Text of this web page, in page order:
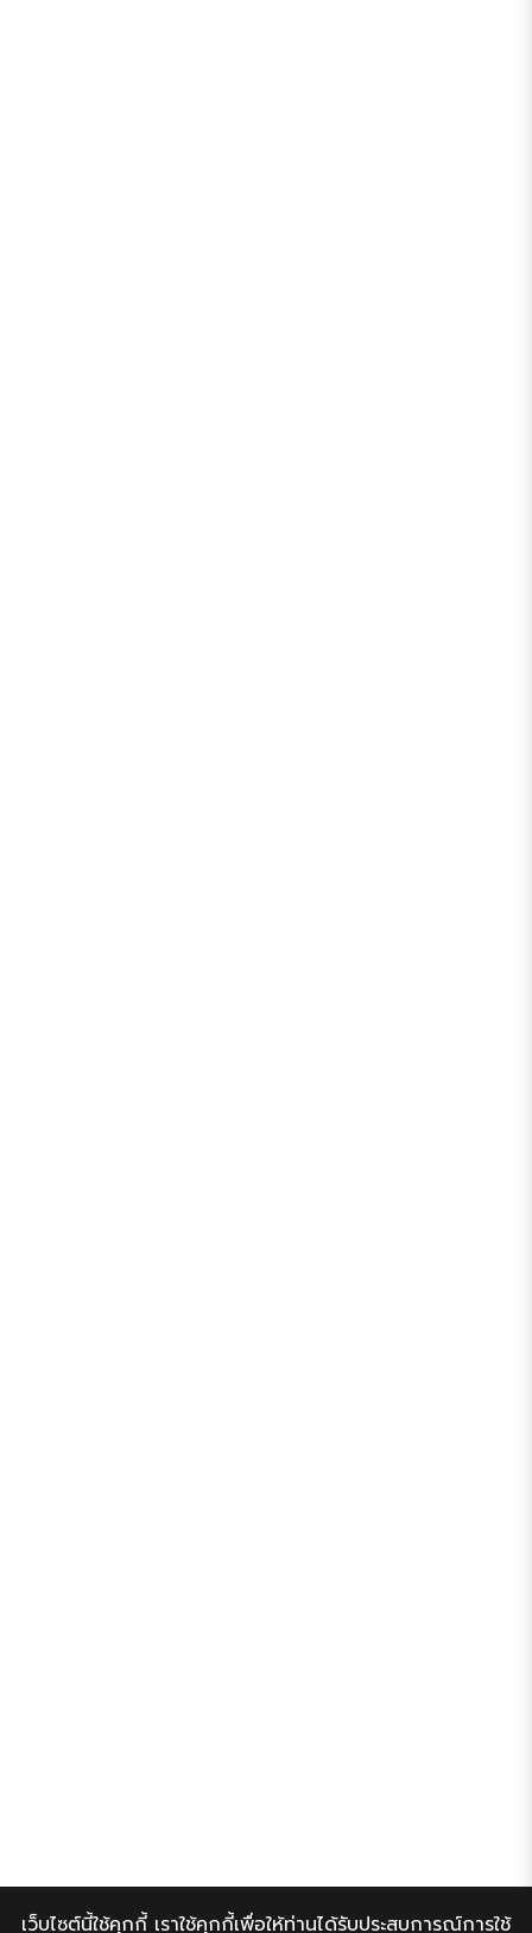
เว็บไซต์นี้ใช้คุกกี้ เราใช้คุกกี้เพื่อให้ท่านได้รับประสบการณ์การใช้